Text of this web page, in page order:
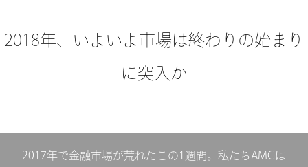
2018年、いよいよ市場は終わりの始まり
に突入か
2017年で金融市場が荒れたこの1週間。私たちAMGは